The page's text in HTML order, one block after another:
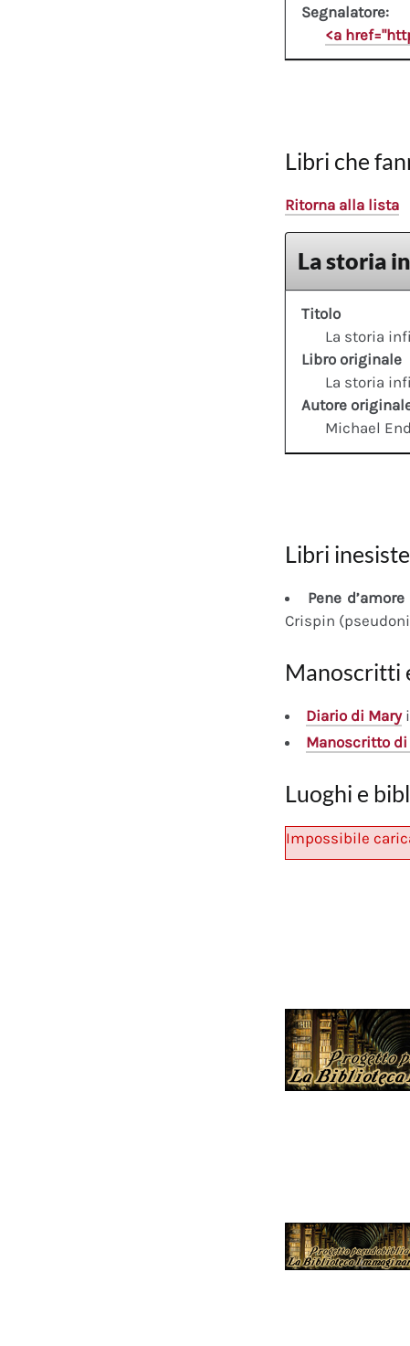
Segnalatore:
<a
Libri che
Ritorna alla lista
La storia
Titolo
La storia
Libro originale
La storia
Autore
Michael
Libri
Pene
Crispin
Manoscritti
Diario di Mary
Manoscritto di
Luoghi e
Impossibile